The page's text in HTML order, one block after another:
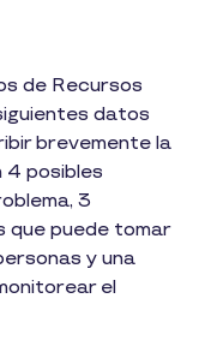
de Recursos
datos
brevemente la
4 posibles
3
que puede tomar
y una
el